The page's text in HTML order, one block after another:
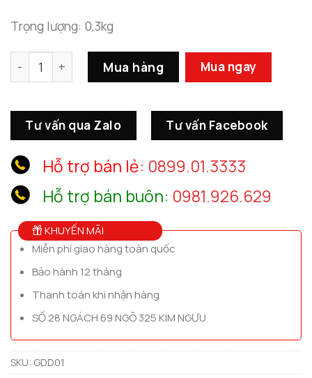
Trọng lượng: 0,3kg
Giá Đỡ Nến Điểm Nhấn Nghệ Thuật Trong Trang Trí Nội
Mua hàng Mua ngay
Tư vấn qua Zalo Tư vấn Facebook
Hỗ trợ bán lẻ: 0899.01.3333
Hỗ trợ bán buôn: 0981.926.629
KHUYẾN MÃI
Miễn phí giao hàng toàn quốc
Bảo hành 12 tháng
Thanh toán khi nhận hàng
SỐ 28 NGÁCH 69 NGÕ 325 KIM NGƯU
SKU: GDD01